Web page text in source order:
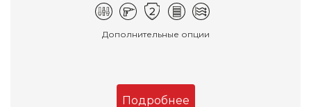
Дополнительные опции
Подробнее